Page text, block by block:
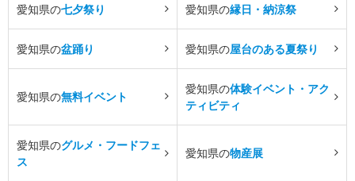
愛知県の七夕祭り 愛知県の縁日・納涼祭
愛知県の盆踊り 愛知県の屋台のある夏祭り
愛知県の無料イベント
愛知県の体験イベント・アク
ティビティ
愛知県のグルメ・フードフェ
ス
愛知県の物産展